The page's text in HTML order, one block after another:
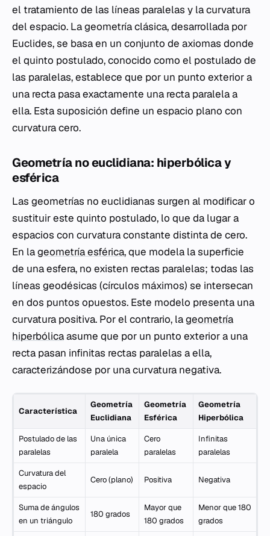
el tratamiento de las líneas paralelas y la curvatura
del espacio. La geometría clásica, desarrollada por
Euclides, se basa en un conjunto de axiomas donde
el quinto postulado, conocido como el postulado de
las paralelas, establece que por un punto exterior a
una recta pasa exactamente una recta paralela a
ella. Esta suposición define un espacio plano con
curvatura cero.
Geometría no euclidiana: hiperbólica y
esférica
Las geometrías no euclidianas surgen al modificar o
sustituir este quinto postulado, lo que da lugar a
espacios con curvatura constante distinta de cero.
En lageometría esférica, que modela la superficie
de una esfera, no existen rectas paralelas; todas las
líneas geodésicas (círculos máximos) se intersecan
en dos puntos opuestos. Este modelo presenta una
curvatura positiva. Por el contrario, lageometría
hiperbólicaasume que por un punto exterior a una
recta pasan infinitas rectas paralelas a ella,
caracterizándose por una curvatura negativa.
Característica
Geometría
Euclidiana
Geometría
Esférica
Geometría
Hiperbólica
Postulado de las
paralelas
Una única
paralela
Cero
paralelas
Infinitas
paralelas
Curvatura del
espacio
Cero (plano) Positiva Negativa
Suma de ángulos
en un triángulo
180 grados
Mayor que
180 grados
Menor que 180
grados